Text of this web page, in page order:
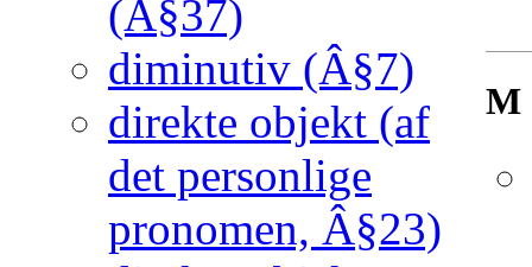
(Â§37)
diminutiv (Â§7)
direkte objekt (af
det personlige
pronomen, Â§23)
M